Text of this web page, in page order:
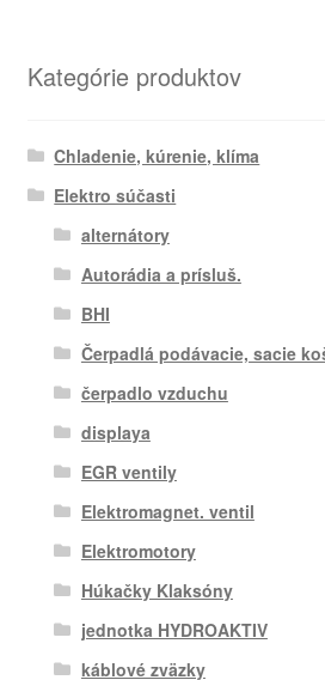
Kategórie produktov
Chladenie, kúrenie, klíma
Elektro súčasti
alternátory
Autorádia a prísluš.
BHI
Čerpadlá podávacie, sacie
čerpadlo vzduchu
displaya
EGR ventily
Elektromagnet. ventil
Elektromotory
Húkačky Klaksóny
jednotka HYDROAKTIV
káblové zväzky